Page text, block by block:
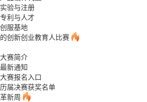
实验与注册
专利与人才
创服基地
的创新创业教育人比赛
大赛简介
最新通知
大赛报名入口
历届决赛获奖名单
革新周